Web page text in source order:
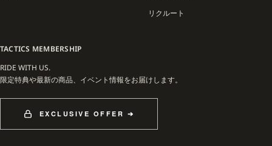
リクルート
TACTICS MEMBERSHIP
RIDE WITH US.
限定特典や最新の商品、イベント情報をお届けします。
EXCLUSIVE OFFER ➔